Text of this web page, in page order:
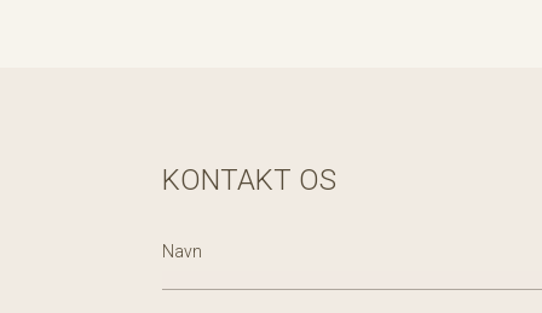
KONTAKT OS
Navn